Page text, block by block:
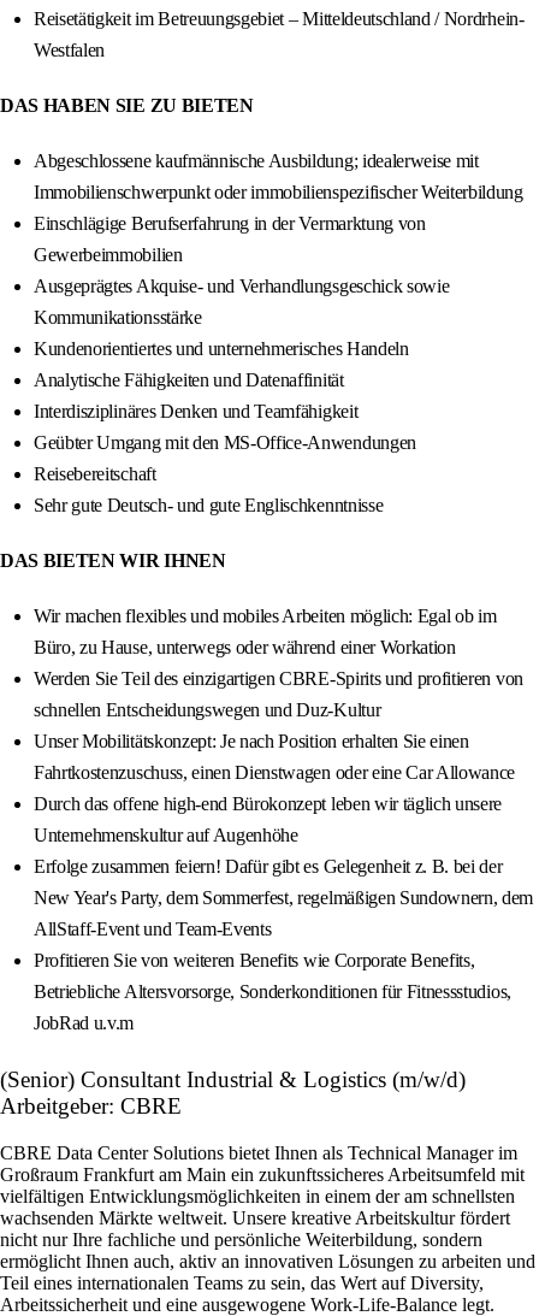
Reisetätigkeit im Betreuungsgebiet – Mitteldeutschland / Nordrhein-
Westfalen
DAS HABEN SIE ZU BIETEN
Abgeschlossene kaufmännische Ausbildung; idealerweise mit
Immobilienschwerpunkt oder immobilienspezifischer Weiterbildung
Einschlägige Berufserfahrung in der Vermarktung von
Gewerbeimmobilien
Ausgeprägtes Akquise- und Verhandlungsgeschick sowie
Kommunikationsstärke
Kundenorientiertes und unternehmerisches Handeln
Analytische Fähigkeiten und Datenaffinität
Interdisziplinäres Denken und Teamfähigkeit
Geübter Umgang mit den MS-Office-Anwendungen
Reisebereitschaft
Sehr gute Deutsch- und gute Englischkenntnisse
DAS BIETEN WIR IHNEN
Wir machen flexibles und mobiles Arbeiten möglich: Egal ob im
Büro, zu Hause, unterwegs oder während einer Workation
Werden Sie Teil des einzigartigen CBRE-Spirits und profitieren von
schnellen Entscheidungswegen und Duz-Kultur
Unser Mobilitätskonzept: Je nach Position erhalten Sie einen
Fahrtkostenzuschuss, einen Dienstwagen oder eine Car Allowance
Durch das offene high-end Bürokonzept leben wir täglich unsere
Unternehmenskultur auf Augenhöhe
Erfolge zusammen feiern! Dafür gibt es Gelegenheit z. B. bei der
New Year's Party, dem Sommerfest, regelmäßigen Sundownern, dem
AllStaff-Event und Team-Events
Profitieren Sie von weiteren Benefits wie Corporate Benefits,
Betriebliche Altersvorsorge, Sonderkonditionen für Fitnessstudios,
JobRad u.v.m
(Senior) Consultant Industrial & Logistics (m/w/d)
Arbeitgeber: CBRE
CBRE Data Center Solutions bietet Ihnen als Technical Manager im
Großraum Frankfurt am Main ein zukunftssicheres Arbeitsumfeld mit
vielfältigen Entwicklungsmöglichkeiten in einem der am schnellsten
wachsenden Märkte weltweit. Unsere kreative Arbeitskultur fördert
nicht nur Ihre fachliche und persönliche Weiterbildung, sondern
ermöglicht Ihnen auch, aktiv an innovativen Lösungen zu arbeiten und
Teil eines internationalen Teams zu sein, das Wert auf Diversity,
Arbeitssicherheit und eine ausgewogene Work-Life-Balance legt.